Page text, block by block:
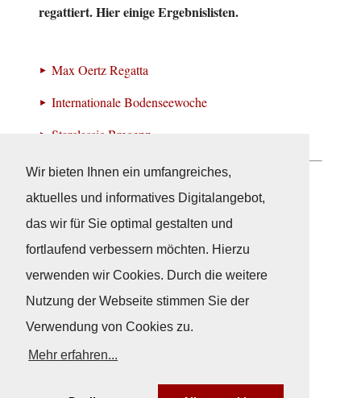
Wir bieten Ihnen ein umfangreiches,
aktuelles und informatives Digitalangebot,
das wir für Sie optimal gestalten und
fortlaufend verbessern möchten. Hierzu
verwenden wir Cookies. Durch die weitere
Nutzung der Webseite stimmen Sie der
Verwendung von Cookies zu.
Mehr erfahren...
regattiert. Hier einige Ergebnislisten.
Max Oertz Regatta
Internationale Bodenseewoche
Starclassic Bregenz
Neuigkeiten